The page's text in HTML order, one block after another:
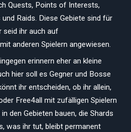
Quests, Points of Interests,
Raids. Diese Gebiete sind für
seid ihr auch auf
anderen Spielern angewiesen.
erinnern eher an kleine
hier soll es Gegner und Bosse
ihr entscheiden, ob ihr allein,
Free4all mit zufälligen Spielern
den Gebieten bauen, die Shards
was ihr tut, bleibt permanent